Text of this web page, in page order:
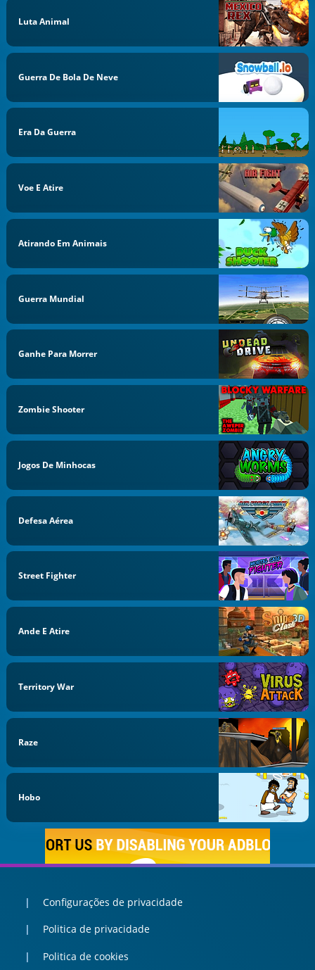
Luta Animal
Guerra De Bola De Neve
Era Da Guerra
Voe E Atire
Atirando Em Animais
Guerra Mundial
Ganhe Para Morrer
Zombie Shooter
Jogos De Minhocas
Defesa Aérea
Street Fighter
Ande E Atire
Territory War
Raze
Hobo
Configurações de privacidade
Politica de privacidade
Politica de cookies